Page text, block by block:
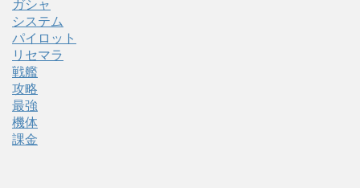
ガシャ
システム
パイロット
リセマラ
戦艦
攻略
最強
機体
課金